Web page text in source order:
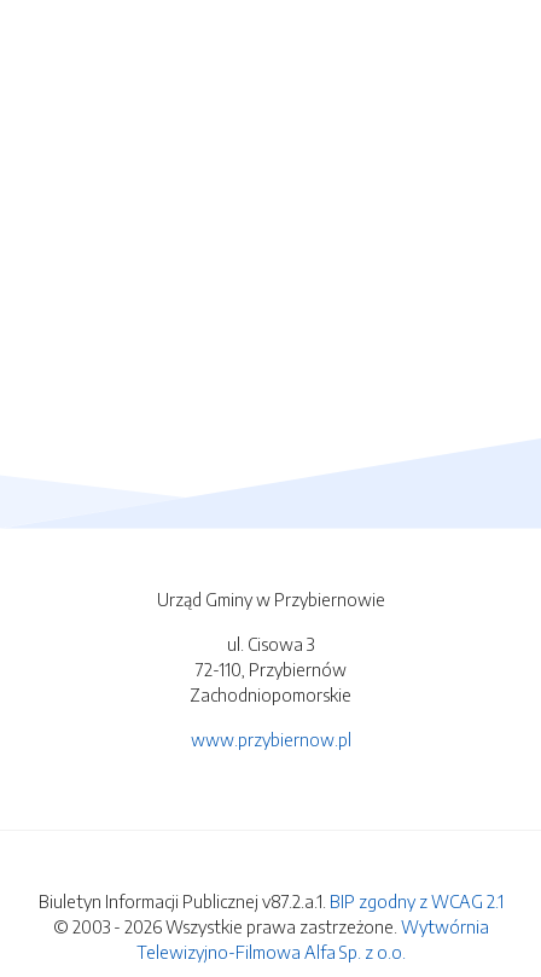
Urząd Gminy w Przybiernowie
ul. Cisowa 3
72-110, Przybiernów
Zachodniopomorskie
www.przybiernow.pl
Biuletyn Informacji Publicznej v87.2.a.1. BIP zgodny z WCAG 2.1
© 2003 - 2026 Wszystkie prawa zastrzeżone. Wytwórnia
Telewizyjno-Filmowa Alfa Sp. z o.o.